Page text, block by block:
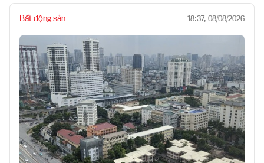
Bất động sản 18:37, 08/08/2026